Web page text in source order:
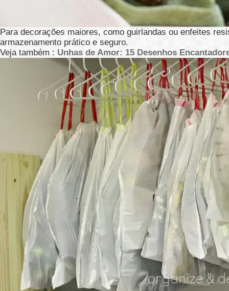
Para decorações maiores, como guirlandas ou enfeites
armazenamento prático e seguro.
Veja também : Unhas de Amor: 15 Desenhos